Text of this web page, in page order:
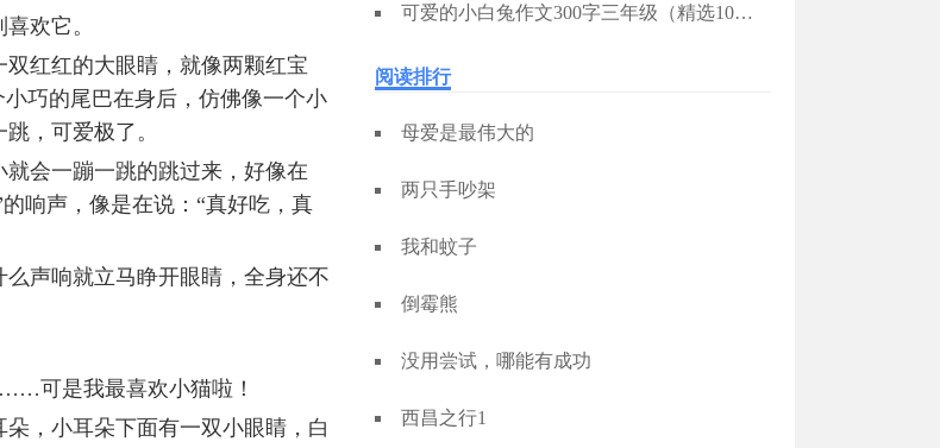
欢它。
红红的大眼睛，就像两颗红宝
巧的尾巴在身后，仿佛像一个小
，可爱极了。
会一蹦一跳的跳过来，好像在
响声，像是在说：“真好吃，真
声响就立马睁开眼睛，全身还不
可是我最喜欢小猫啦！
，小耳朵下面有一双小眼睛，白
可爱的小白兔作文300字三年级（精选10篇）
阅读排行
母爱是最伟大的
两只手吵架
我和蚊子
倒霉熊
没用尝试，哪能有成功
西昌之行1